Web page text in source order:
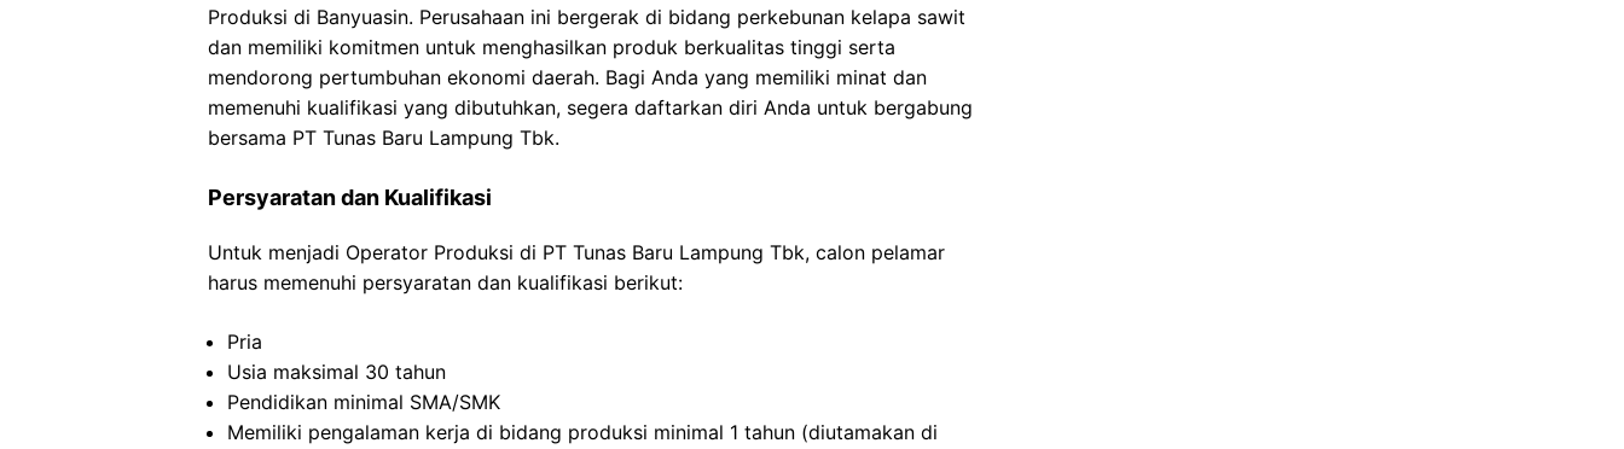
Produksi di Banyuasin. Perusahaan ini bergerak di bidang perkebunan kelapa sawit
dan memiliki komitmen untuk menghasilkan produk berkualitas tinggi serta
mendorong pertumbuhan ekonomi daerah. Bagi Anda yang memiliki minat dan
memenuhi kualifikasi yang dibutuhkan, segera daftarkan diri Anda untuk bergabung
bersama PT Tunas Baru Lampung Tbk.
Persyaratan dan Kualifikasi
Untuk menjadi Operator Produksi di PT Tunas Baru Lampung Tbk, calon pelamar
harus memenuhi persyaratan dan kualifikasi berikut:
Pria
Usia maksimal 30 tahun
Pendidikan minimal SMA/SMK
Memiliki pengalaman kerja di bidang produksi minimal 1 tahun (diutamakan di